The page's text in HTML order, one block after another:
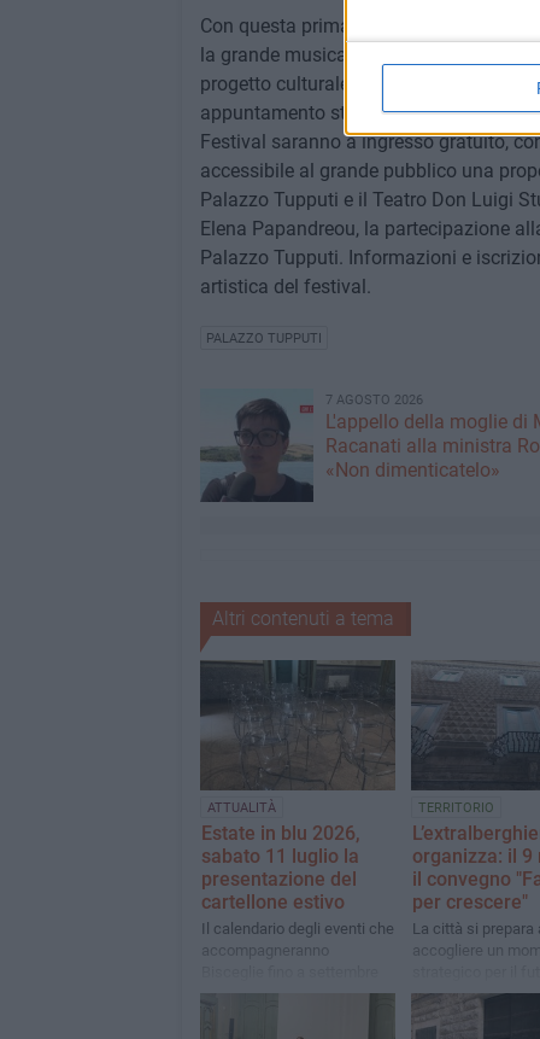
Con questa prima edizione, il Bisceglie
la grande musica, creando un ponte tra
progetto culturale che guarda al futuro
appuntamento stabile nel calendario
Festival saranno a ingresso gratuito,
accessibile al grande pubblico una
Palazzo Tupputi e il Teatro Don Luigi
Elena Papandreou, la partecipazione
Palazzo Tupputi. Informazioni e
artistica del festival.
PALAZZO TUPPUTI
7 AGOSTO 2026
L'appello della moglie di
Racanati alla ministra
«Non dimenticatelo»
Altri contenuti a tema
ATTUALITÀ
Estate in blu 2026,
sabato 11 luglio la
presentazione del
cartellone estivo
Il calendario degli eventi che
accompagneranno
sarà svelato a Palazzo
Tupputi
TERRITORIO
organizza: il 9
il convegno
per crescere"
La città si prepara
accogliere un
turismo locale